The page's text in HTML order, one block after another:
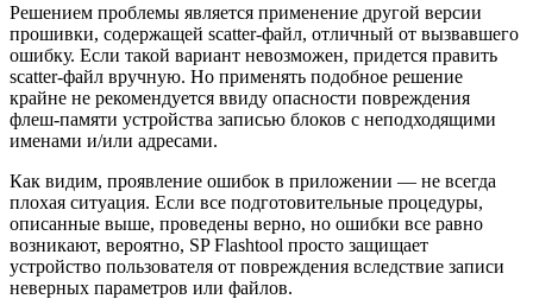
Решением проблемы является применение другой версии
прошивки, содержащей scatter-файл, отличный от вызвавшего
ошибку. Если такой вариант невозможен, придется править
scatter-файл вручную. Но применять подобное решение
крайне не рекомендуется ввиду опасности повреждения
флеш-памяти устройства записью блоков с неподходящими
именами и/или адресами.
Как видим, проявление ошибок в приложении — не всегда
плохая ситуация. Если все подготовительные процедуры,
описанные выше, проведены верно, но ошибки все равно
возникают, вероятно, SP Flashtool просто защищает
устройство пользователя от повреждения вследствие записи
неверных параметров или файлов.